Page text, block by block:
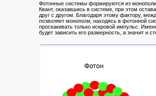
Фотонные системы формируются из
Квант, оказавшись в системе, при этом
друг с другом. Благодаря этому фактору,
позволяет монополи, находясь в фотонной
проскакивать только искровой импульс.
будет зависить его размерность, а значит и